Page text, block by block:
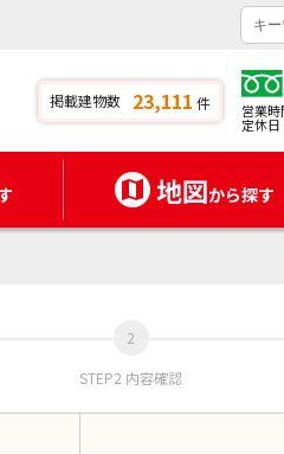
掲載建物数 23,111 件 営業
定休
地図から探す
STEP2 内容確認